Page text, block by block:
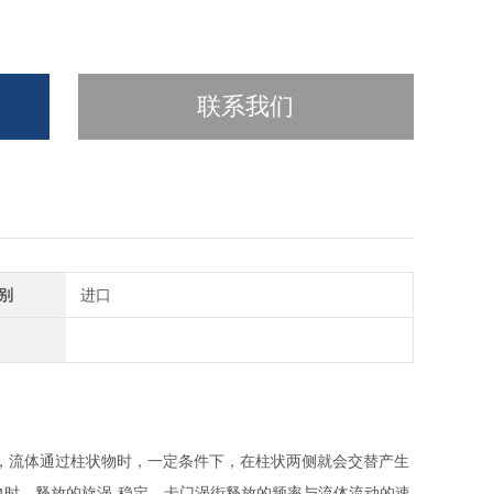
联系我们
进口
体通过柱状物时，一定条件下，在柱状两侧就会交替产生